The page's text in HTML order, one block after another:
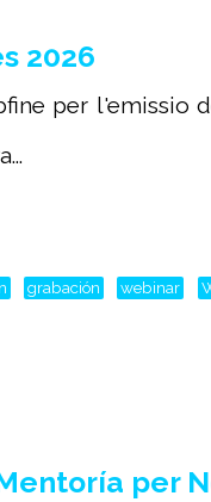
2026
per
grabación webinar
per